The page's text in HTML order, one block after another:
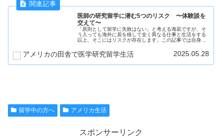
医師の研究留学に潜む5つのリスク 〜体験談を
交えて〜
「原則として留学に失敗はない」と考える海凪ですが、そ
う入っても海外に居を移して全く異なる仕事と生活をする
以上、そこにはリスクが存在します。この記事では自身の
イバシーに配慮して）留学に潜む...
アメリカの田舎で医学研究留学生活 2025.05.28
留学中の方へ アメリカ生活
スポンサーリンク